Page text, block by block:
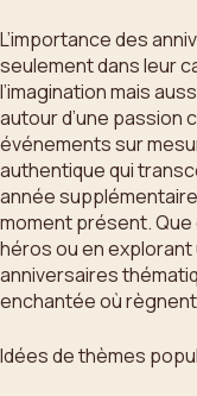
L’importance des
seulement dans leur
l’imagination mais
autour d’une passion
événements sur
authentique qui
année
moment présent.
héros ou en
anniversaires
enchantée où
Idées de thèmes